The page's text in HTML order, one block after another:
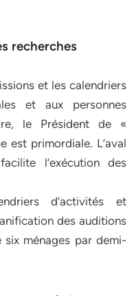
recherches
et les calendriers
et aux personnes
le Président de «
est primordiale. L’aval
l’exécution des
d’activités et
des auditions
ménages par demi-